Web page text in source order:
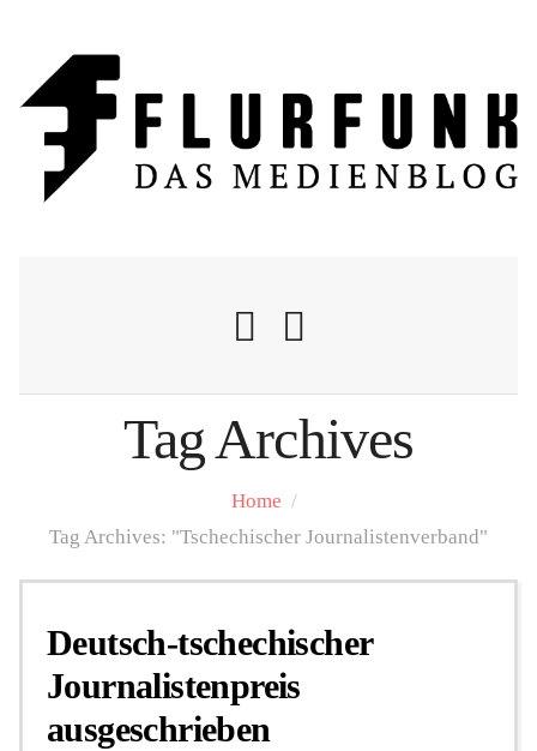
Nachrichten
Flurschelte
Hintergrund
Tag Archives
Home /
Tag Archives: "Tschechischer Journalistenverband"
Deutsch-tschechischer
Journalistenpreis
ausgeschrieben